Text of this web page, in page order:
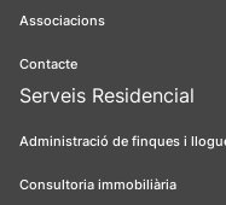
Associacions
Contacte
Serveis Residencial
Administració de finques i
Consultoria immobiliària